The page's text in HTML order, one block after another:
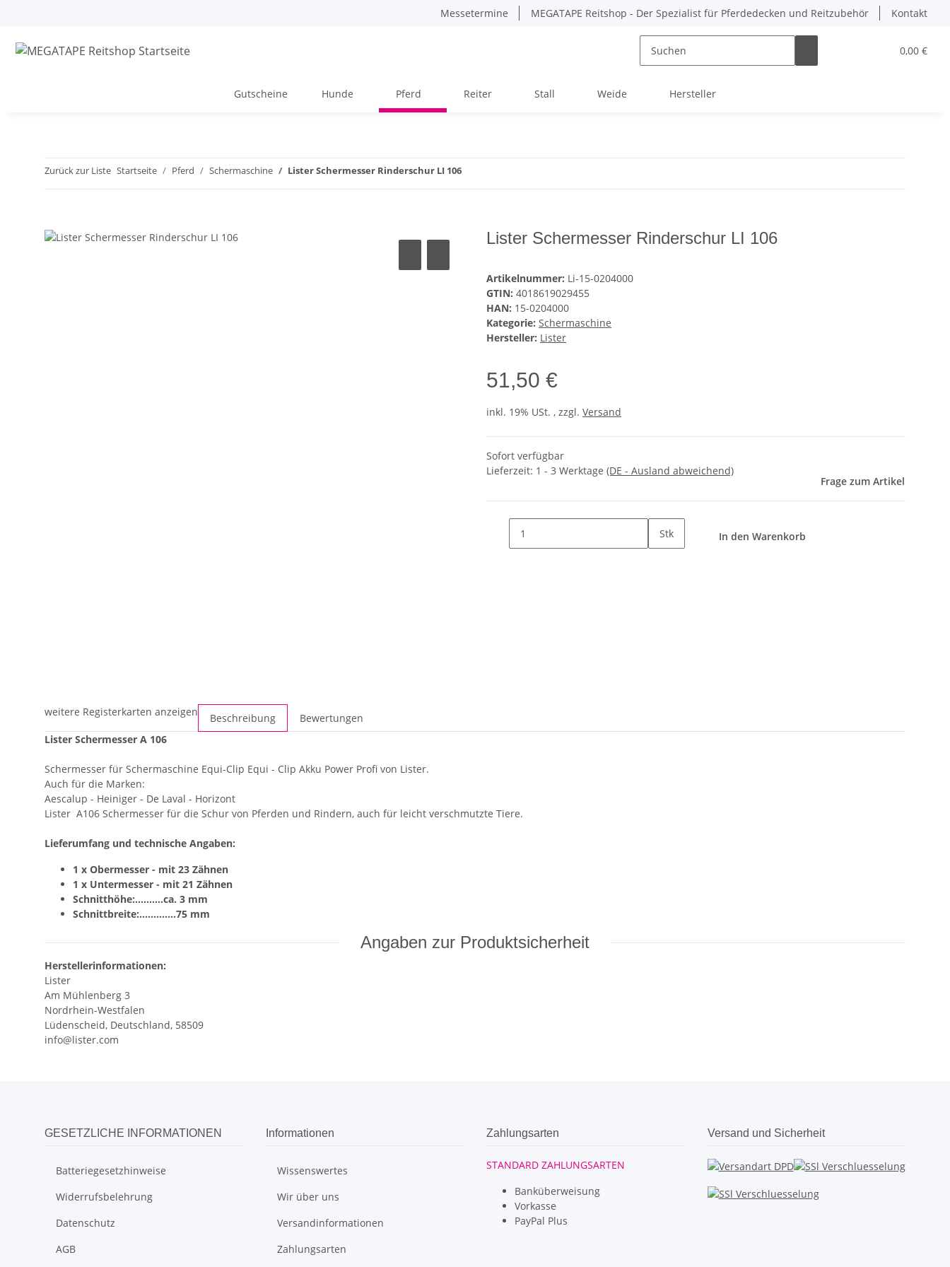
Messetermine MEGATAPE Reitshop - Der Spezialist für Pferdedecken und Reitzubehör Kontakt
0,00 €
Gutscheine Hunde Pferd Reiter Stall Weide Hersteller
Zurück zur Liste Startseite Pferd Schermaschine Lister Schermesser Rinderschur LI 106
Lister Schermesser Rinderschur LI 106
Artikelnummer: Li-15-0204000
GTIN: 4018619029455
HAN: 15-0204000
Kategorie: Schermaschine
Hersteller: Lister
51,50 €
inkl. 19% USt. , zzgl. Versand
Sofort verfügbar
Lieferzeit: 1 - 3 Werktage (DE - Ausland abweichend)
Frage zum Artikel
Stk In den Warenkorb
weitere Registerkarten anzeigen Beschreibung
Bewertungen
Lister Schermesser A 106
Schermesser für Schermaschine Equi-Clip Equi - Clip Akku Power Profi von Lister.
Auch für die Marken:
Aescalup - Heiniger - De Laval - Horizont
Lister A106 Schermesser für die Schur von Pferden und Rindern, auch für leicht verschmutzte Tiere.
Lieferumfang und technische Angaben:
1 x Obermesser - mit 23 Zähnen
1 x Untermesser - mit 21 Zähnen
Schnitthöhe:..........ca. 3 mm
Schnittbreite:.............75 mm
Angaben zur Produktsicherheit
Herstellerinformationen:
Lister
Am Mühlenberg 3
Nordrhein-Westfalen
Lüdenscheid, Deutschland, 58509
info@lister.com
GESETZLICHE INFORMATIONEN
Batteriegesetzhinweise
Widerrufsbelehrung
Datenschutz
AGB
Informationen
Wissenswertes
Wir über uns
Versandinformationen
Zahlungsarten
Zahlungsarten
STANDARD ZAHLUNGSARTEN
Banküberweisung
Vorkasse
PayPal Plus
Versand und Sicherheit